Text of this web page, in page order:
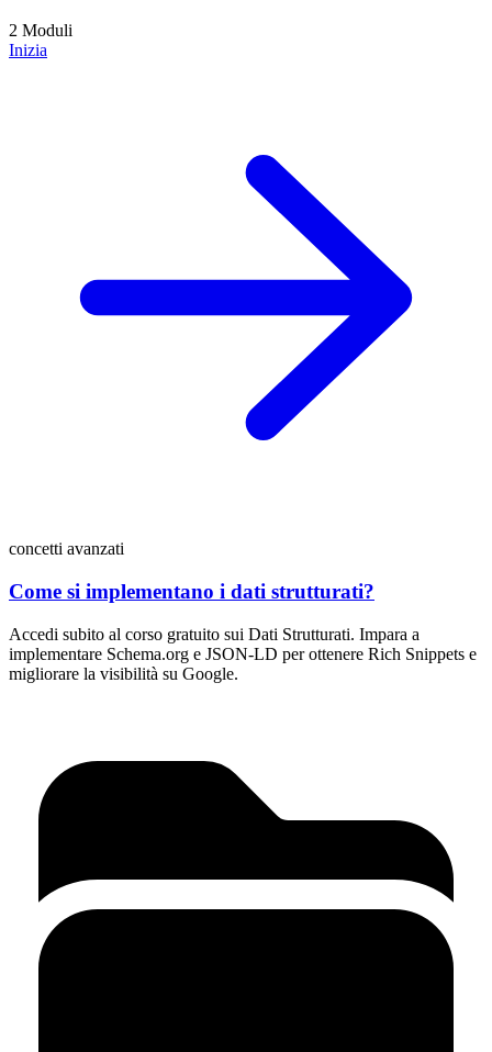
2 Moduli
Inizia
concetti avanzati
Come si implementano i dati strutturati?
Accedi subito al corso gratuito sui Dati Strutturati. Impara a
implementare Schema.org e JSON-LD per ottenere Rich Snippets e
migliorare la visibilità su Google.